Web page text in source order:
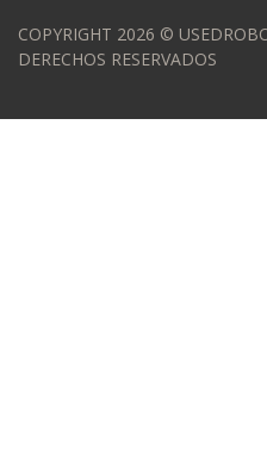
COPYRIGHT 2026 ©
DERECHOS RESERVADOS